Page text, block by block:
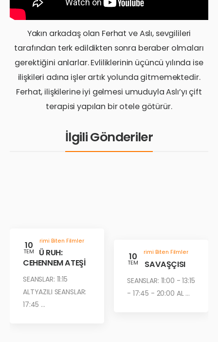
Yakın arkadaş olan Ferhat ve Aslı, sevgilileri
tarafından terk edildikten sonra beraber olmaları
gerektiğini anlarlar. Evliliklerinin üçüncü yılında ise
ilişkileri adına işler artık yolunda gitmemektedir.
Ferhat, ilişkilerine iyi gelmesi umuduyla Aslı’yı çift
terapisi yapılan bir otele götürür.
İlgili Gönderiler
10
TEM
Gösterimi Biten Filmler
KÖTÜ RUH:
CEHENNEM ATEŞİ
SEANSLAR: 11:15
ALTYAZILI SEANSLAR:
17:45 ...
10
TEM
Gösterimi Biten Filmler
ÇÖL SAVAŞÇISI
SEANSLAR: 11:00 - 13:15
- 17:45 - 20:00 AL ...